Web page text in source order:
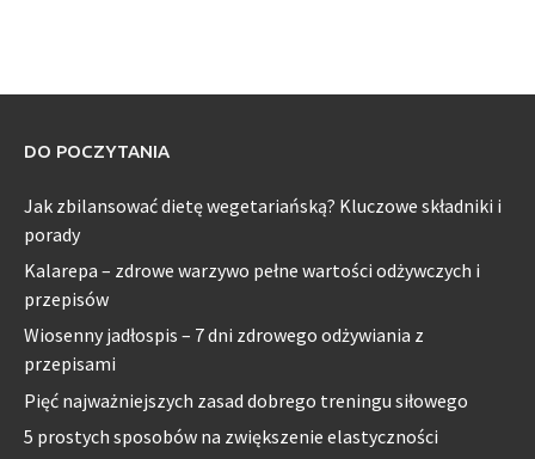
DO POCZYTANIA
Jak zbilansować dietę wegetariańską? Kluczowe składniki i
porady
Kalarepa – zdrowe warzywo pełne wartości odżywczych i
przepisów
Wiosenny jadłospis – 7 dni zdrowego odżywiania z
przepisami
Pięć najważniejszych zasad dobrego treningu siłowego
5 prostych sposobów na zwiększenie elastyczności